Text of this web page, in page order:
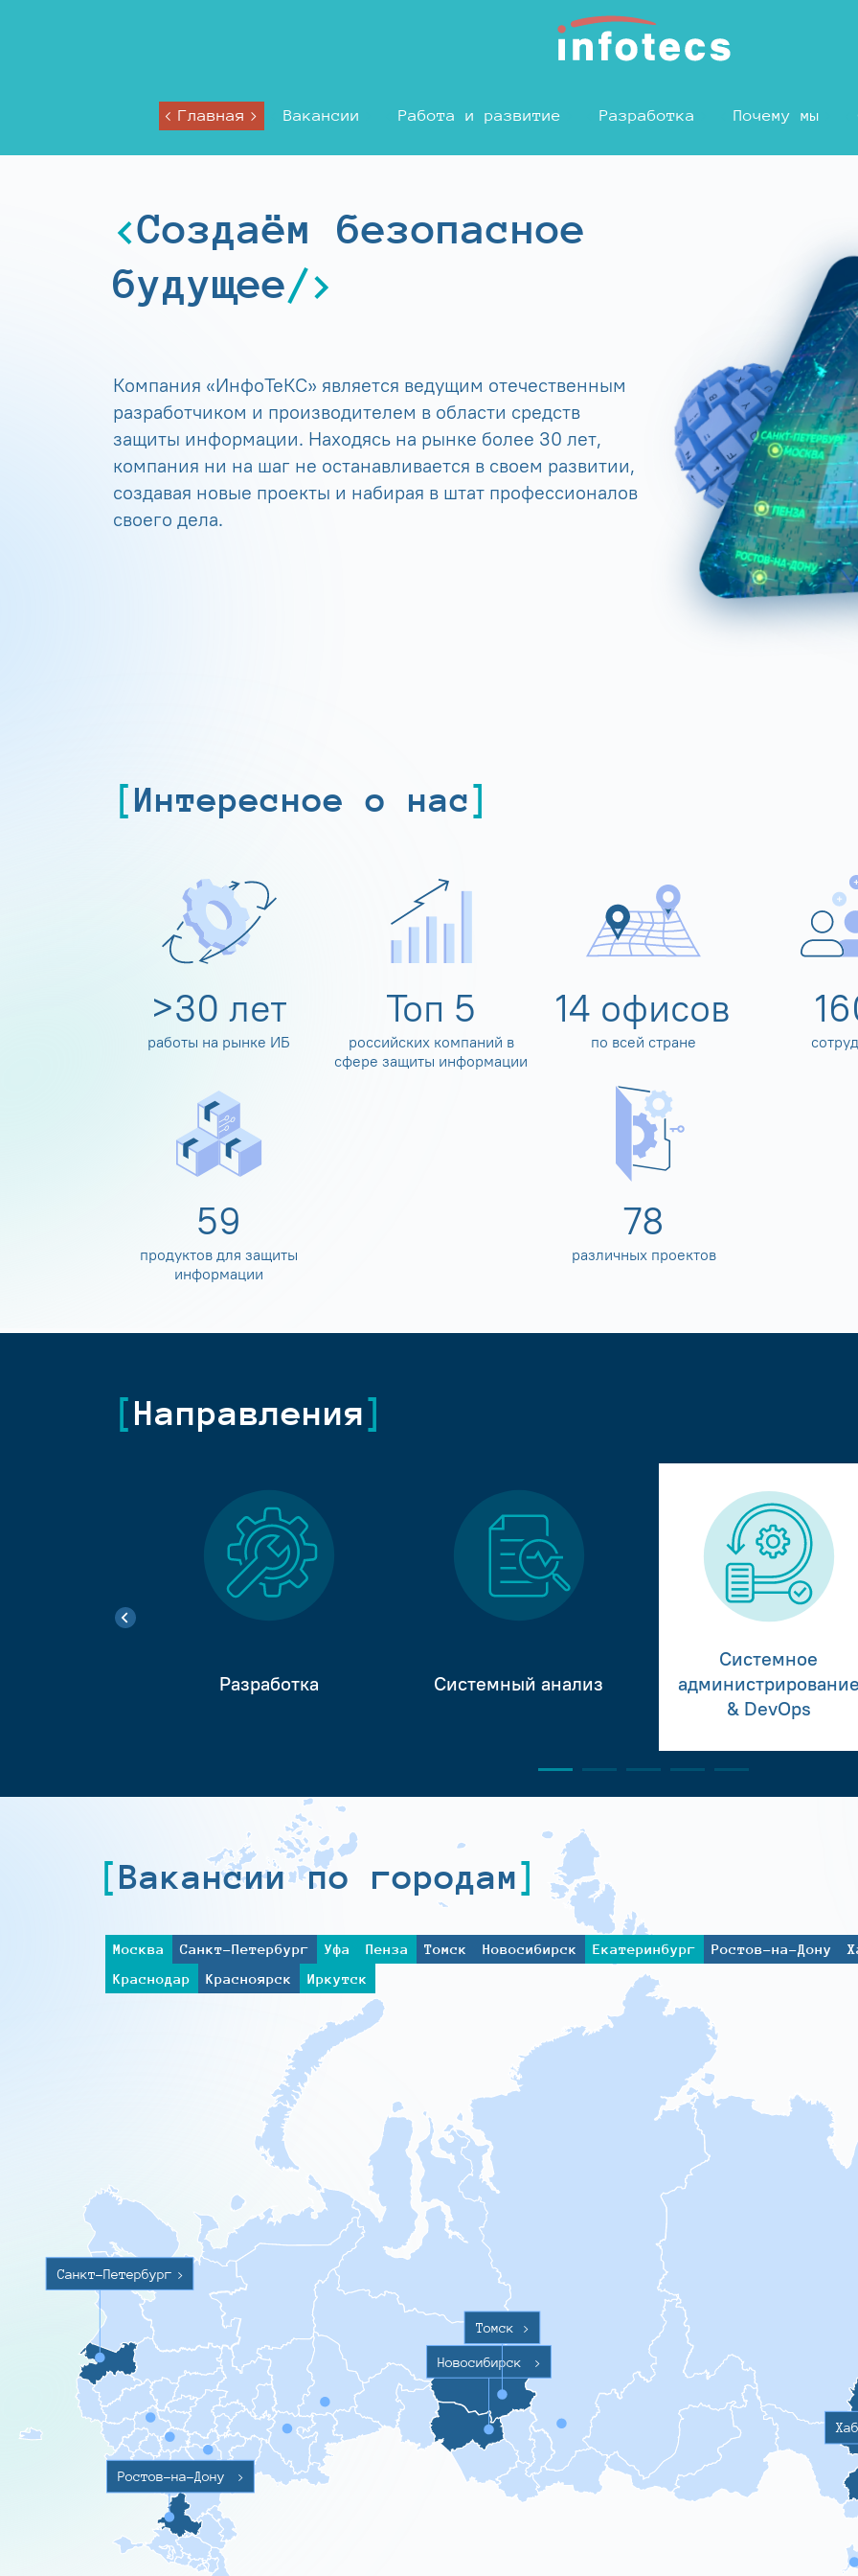
Главная Вакансии Работа и развитие Разработка Почему мы
Создаём безопасное
будущее
Компания «ИнфоТеКС» является ведущим отечественным
разработчиком и производителем в области средств
защиты информации. Находясь на рынке более 30 лет,
компания ни на шаг не останавливается в своем развитии,
создавая новые проекты и набирая в штат профессионалов
своего дела.
Интересное о нас
>30 лет
работы на рынке ИБ
Топ 5
российских компаний в
сфере защиты информации
14 офисов
по всей стране
60
продуктов для защиты
информации
80
различных проектов
Направления
Разработка Системный анализ
Системное
& DevOps
Вакансии по городам
Москва Санкт-Петербург Уфа Пенза Томск Новосибирск Екатеринбург Ростов-на-Дону
Краснодар
Красноярск Иркутск
Санкт-Петербург >
Ростов-на-Дону >
Новосибирск >
Томск >